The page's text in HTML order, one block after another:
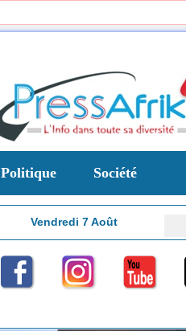
Politique Société
Vendredi 7 Août